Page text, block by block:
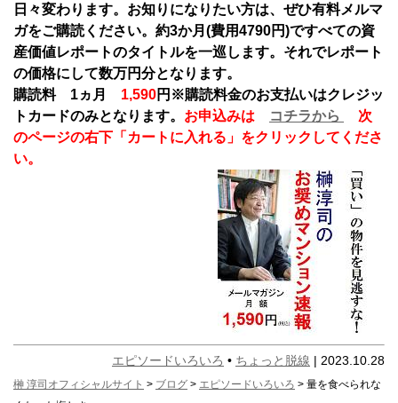
日々変わります。お知りになりたい方は、ぜひ有料メルマ
ガをご購読ください。約3か月(費用4790円)ですべての資
産価値レポートのタイトルを一巡します。それでレポート
の価格にして数万円分となります。
購読料 1ヵ月 1,590円 ※購読料金のお支払いはクレジッ
トカードのみとなります。 お申込みは コチラから
次
のページの右下「カートに入れる」をクリックしてくださ
い。
エピソードいろいろ • ちょっと脱線 | 2023.10.28
榊 淳司オフィシャルサイト > ブログ > エピソードいろいろ > 量を食べられな